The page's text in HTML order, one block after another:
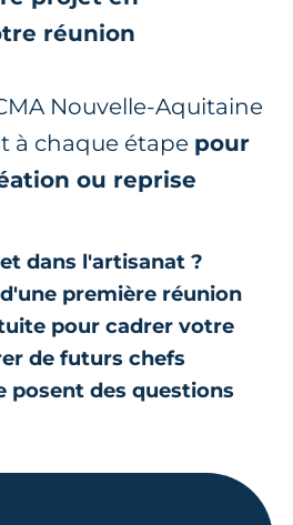
réunion
Nouvelle-Aquitaine
à chaque étape pour
ou reprise
dans l'artisanat ?
première réunion
pour cadrer votre
de futurs chefs
posent des questions